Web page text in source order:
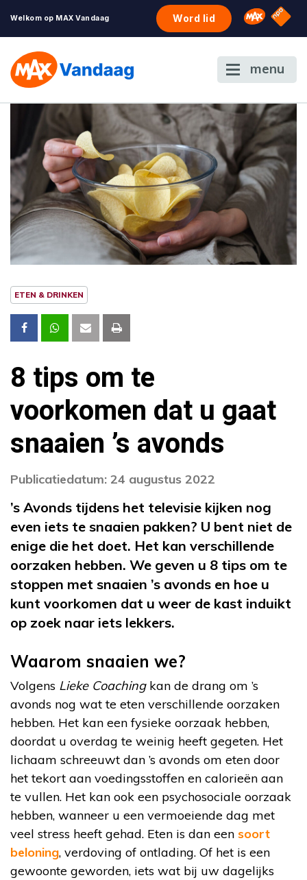
Welkom op MAX Vandaag Word lid Omroep
NPO
menu
ETEN & DRINKEN
8 tips om te
voorkomen dat u gaat
snaaien ’s avonds
Publicatiedatum: 24 augustus 2022
’s Avonds tijdens het televisie kijken nog
even iets te snaaien pakken? U bent niet de
enige die het doet. Het kan verschillende
oorzaken hebben. We geven u 8 tips om te
stoppen met snaaien ’s avonds en hoe u
kunt voorkomen dat u weer de kast induikt
op zoek naar iets lekkers.
Waarom snaaien we?
Volgens Lieke Coachingkan de drang om ’s
avonds nog wat te eten verschillende oorzaken
hebben. Het kan een fysieke oorzaak hebben,
doordat u overdag te weinig heeft gegeten. Het
lichaam schreeuwt dan ’s avonds om eten door
het tekort aan voedingsstoffen en calorieën aan
te vullen. Het kan ook een psychosociale oorzaak
hebben, wanneer u een vermoeiende dag met
veel stress heeft gehad. Eten is dan een soort
beloning, verdoving of ontlading. Of het is een
gewoonte geworden, iets wat bij uw dagelijks